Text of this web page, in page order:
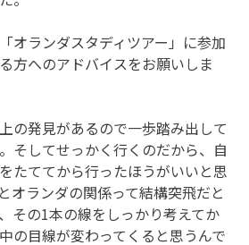
オランダスタディツアー」に参加
方へのアドバイスをお願いしま
の発見があるので一歩踏み出して
そしてせっかく行くのだから、自
たててから行ったほうがいいと思
オランダの関係って結構突飛だと
その1本の線をしっかり考えてか
の目線が変わってくると思うんで